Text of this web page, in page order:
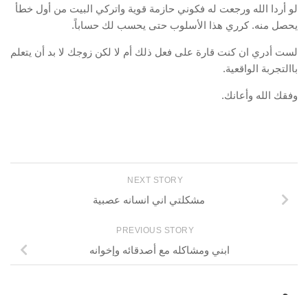
لو أردا الله ورجعت له فكوني حازمة قوية واتركي البيت من أول خطأ
يحصل منه. كرري هذا الأسلوب حتى يحسب لك حساباً.
لست أدري ان كنت قارة على فعل ذلك أم لا لكن زوجك لا بد أن يتعلم
باالتجربة الواقعية.
وفقك الله وأعانك.
NEXT STORY
مشكلتي اني انسانه عصبية
PREVIOUS STORY
ابني ومشاكله مع أصدقائه وإخوانه